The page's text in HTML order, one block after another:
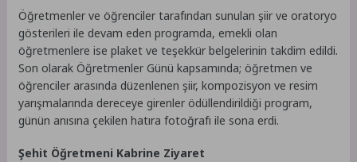
Öğretmenler ve öğrenciler tarafından sunulan şiir ve oratoryo
gösterileri ile devam eden programda, emekli olan
öğretmenlere ise plaket ve teşekkür belgelerinin takdim edildi.
Son olarak Öğretmenler Günü kapsamında; öğretmen ve
öğrenciler arasında düzenlenen şiir, kompozisyon ve resim
yarışmalarında dereceye girenler ödüllendirildiği program,
günün anısına çekilen hatıra fotoğrafı ile sona erdi.
Şehit Öğretmeni Kabrine Ziyaret